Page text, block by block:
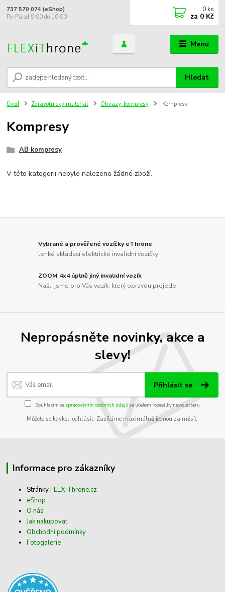
Menu
Hledat
737 570 074 (eShop)
Po-Pá od 9:00 do 16:00
0 ks
za 0 Kč
Úvod Zdravotnický materiál Obvazy, kompresy Kompresy
Kompresy
AB kompresy
V této kategorii nebylo nalezeno žádné zboží.
Vybrané a prověřené vozíčky eThrone
lehké skládací elektrické invalidní vozíčky
ZOOM 4x4 úplně jiný invalidní vozík
Našli jsme pro Vás vozík, který opravdu projede!
Nepropásněte novinky, akce a
slevy!
Přihlásit se
Souhlasím se zpracováním osobních údajůza účelem rozesílky newsletteru.
Můžete se kdykoli odhlásit. Zasíláme maximálně jednou za měsíc.
Informace pro zákazníky
StránkyFLEXiThrone.cz
eShop
O nás
Jak nakupovat
Obchodní podmínky
Fotogalerie